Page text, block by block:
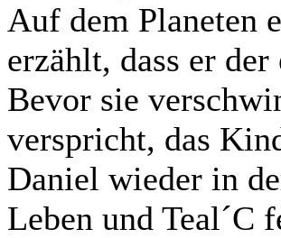
Auf dem Planeten
erzählt, dass er
Bevor sie
verspricht, das
Daniel wieder in
Leben und Teal´C